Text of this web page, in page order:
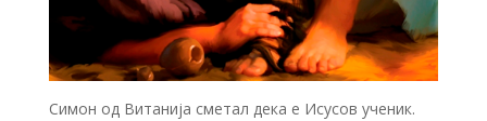
Симон од Витанија сметал дека е Исусов ученик.